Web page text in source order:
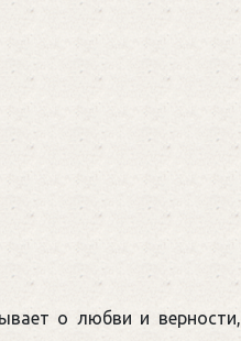
о любви и верности,